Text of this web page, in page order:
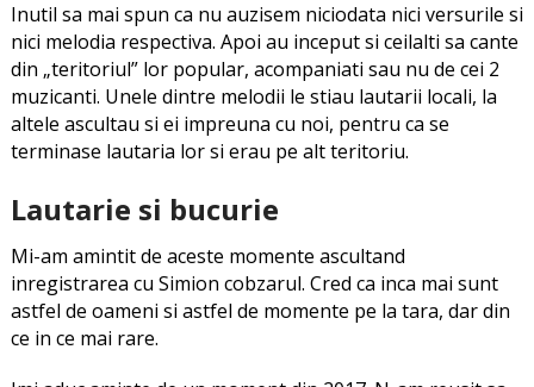
Inutil sa mai spun ca nu auzisem niciodata nici versurile si
nici melodia respectiva. Apoi au inceput si ceilalti sa cante
din „teritoriul” lor popular, acompaniati sau nu de cei 2
muzicanti. Unele dintre melodii le stiau lautarii locali, la
altele ascultau si ei impreuna cu noi, pentru ca se
terminase lautaria lor si erau pe alt teritoriu.
Lautarie si bucurie
Mi-am amintit de aceste momente ascultand
inregistrarea cu Simion cobzarul. Cred ca inca mai sunt
astfel de oameni si astfel de momente pe la tara, dar din
ce in ce mai rare.